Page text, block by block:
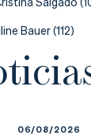
Bauer (112)
06/08/2026